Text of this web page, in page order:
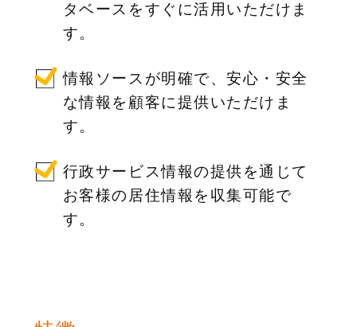
タベースをすぐに活用いただけま
す。
情報ソースが明確で、安心・安全
な情報を顧客に提供いただけま
す。
行政サービス情報の提供を通じて
お客様の居住情報を収集可能で
す。